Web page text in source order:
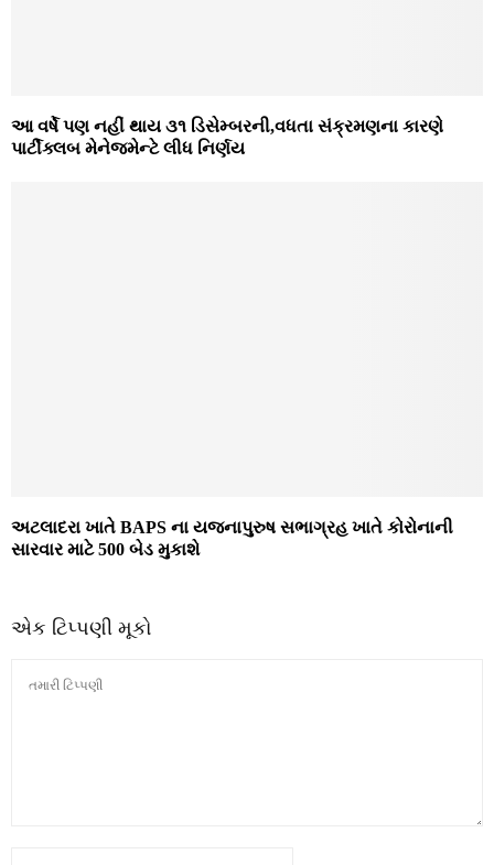
આ વર્ષે પણ નહીં થાય ૩૧ ડિસેમ્બરની,વધતા સંક્રમણના કારણે
પાર્ટીક્લબ મેનેજમેન્ટે લીધ નિર્ણય
અટલાદરા ખાતે BAPS ના યજનાપુરુષ સભાગ્રહ ખાતે કોરોનાની
સારવાર માટે 500 બેડ મુકાશે
એક ટિપ્પણી મૂકો